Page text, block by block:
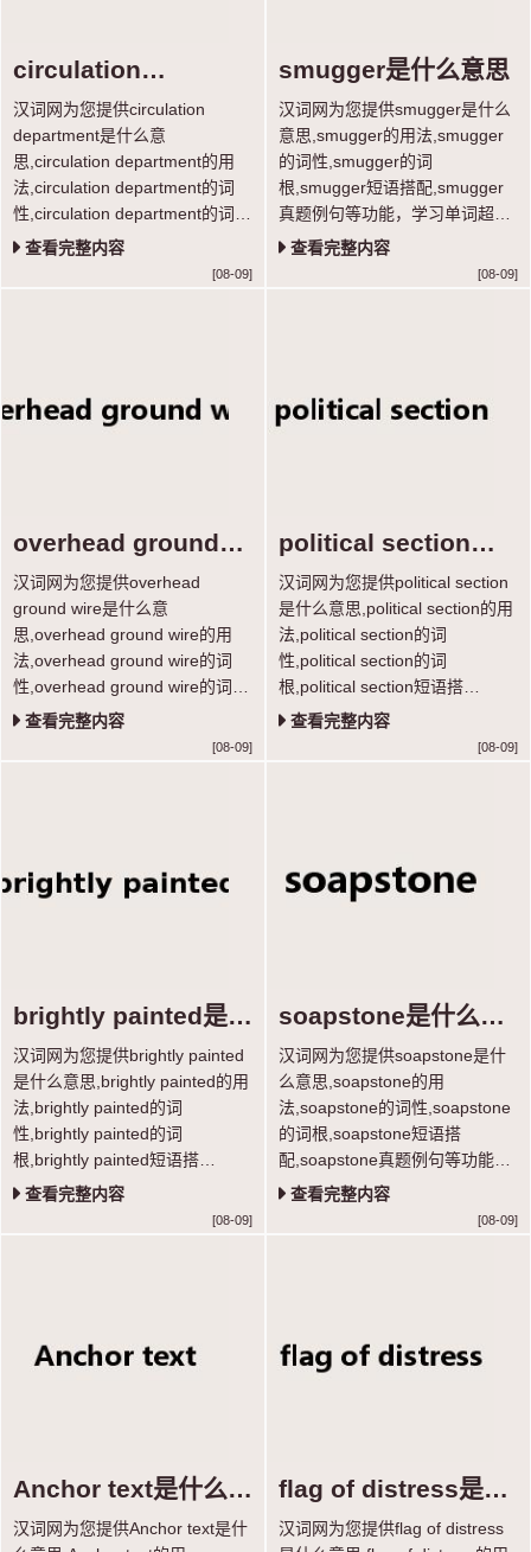
circulation
department是什么意
思
汉词网为您提供circulation
department是什么意
思,circulation department的用
法,circulation department的词
性,circulation department的词
根,circulation department短语搭
配,circulation department真题例
查看完整内容
[08-09]
smugger是什么意思
汉词网为您提供smugger是什么
意思,smugger的用法,smugger
的词性,smugger的词
根,smugger短语搭配,smugger
真题例句等功能，学习单词超轻
松。
查看完整内容
[08-09]
overhead ground
wire是什么意思
汉词网为您提供overhead
ground wire是什么意
思,overhead ground wire的用
法,overhead ground wire的词
性,overhead ground wire的词
根,overhead ground wire短语搭
配,overhead ground wire真题例
查看完整内容
[08-09]
political section是
什么意思
汉词网为您提供political section
是什么意思,political section的用
法,political section的词
性,political section的词
根,political section短语搭
配,political section真题例句等功
查看完整内容
[08-09]
brightly painted是什
么意思
汉词网为您提供brightly painted
是什么意思,brightly painted的用
法,brightly painted的词
性,brightly painted的词
根,brightly painted短语搭
配,brightly painted真题例句等功
查看完整内容
[08-09]
soapstone是什么意
思
汉词网为您提供soapstone是什
么意思,soapstone的用
法,soapstone的词性,soapstone
的词根,soapstone短语搭
配,soapstone真题例句等功能，
学习单词超轻松。
查看完整内容
[08-09]
Anchor text是什么意
思
汉词网为您提供Anchor text是什
flag of distress是什
么意思
汉词网为您提供flag of distress